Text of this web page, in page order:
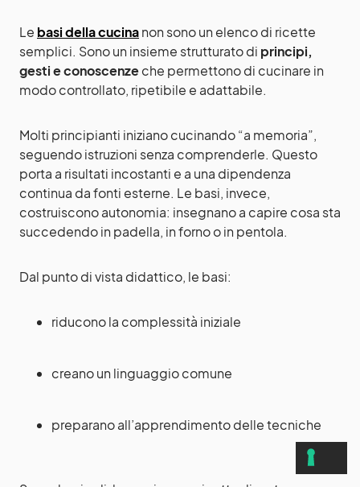
Le basi della cucinanon sono un elenco di ricette
semplici. Sono un insieme strutturato di principi,
gesti e conoscenzeche permettono di cucinare in
modo controllato, ripetibile e adattabile.
Molti principianti iniziano cucinando “a memoria”,
seguendo istruzioni senza comprenderle. Questo
porta a risultati incostanti e a una dipendenza
continua da fonti esterne. Le basi, invece,
costruiscono autonomia: insegnano a capire cosa sta
succedendo in padella, in forno o in pentola.
Dal punto di vista didattico, le basi:
riducono la complessità iniziale
creano un linguaggio comune
preparano all’apprendimento delle tecniche